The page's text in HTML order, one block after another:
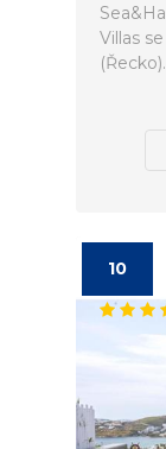
Villas
(Řecko).
10